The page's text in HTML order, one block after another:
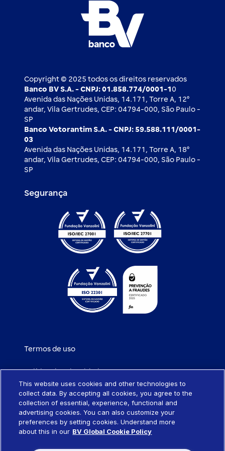
Câmbio e Comércio exterior
Notícias Econômicas
Copyright © 2025 todos os direitos reservados
Banco BV S.A. - CNPJ: 01.858.774/0001-1 0
Avenida das Nações Unidas, 14.171, Torre A, 12⁰
andar, Vila Gertrudes, CEP: 04794-000, São Paulo -
SP
Banco Votorantim S.A. - CNPJ: 59.588.111/0001-
03
Avenida das Nações Unidas, 14.171, Torre A, 18⁰
andar, Vila Gertrudes, CEP: 04794-000, São Paulo -
SP
Segurança
Termos de uso
Política de privacidade
Política de cookies
Portabilidade de empréstimo
This website uses cookies and other technologies to
collect data. By accepting all cookies, you agree to the
collection of essential, experience, functional and
advertising cookies. You can also customize your
preferences by setting cookies. Understand more
about this in our BV Global Cookie Policy